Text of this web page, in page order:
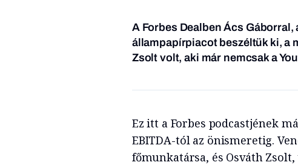
A Forbes Dealben Ács
állampapírpiacot beszéltük ki, a
Zsolt volt, aki már nemcsak a
Ez itt a Forbes podcastjének
EBITDA-tól az önismeretig.
főmunkatársa, és Osváth